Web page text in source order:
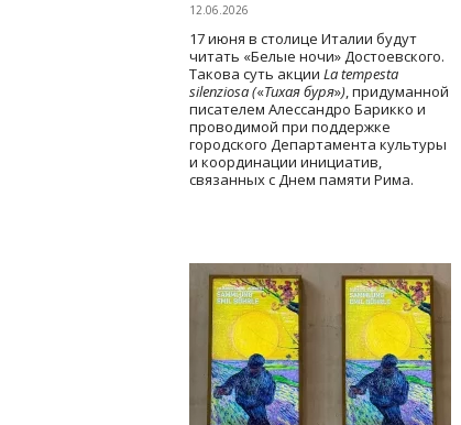
12.06.2026
17 июня в столице Италии будут
читать «Белые ночи» Достоевского.
Такова суть акции La tempesta
silenziosa («Тихая буря»), придуманной
писателем Алессандро Барикко и
проводимой при поддержке
городского Департамента культуры
и координации инициатив,
связанных с Днем памяти Рима.